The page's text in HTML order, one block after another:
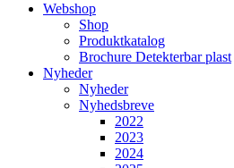
Webshop
Shop
Produktkatalog
Brochure Detekterbar plast
Nyheder
Nyheder
Nyhedsbreve
2022
2023
2024